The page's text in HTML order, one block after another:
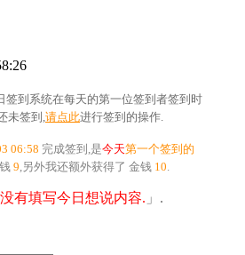
签到系统在每天的第一位签到者签到时
未签到, 请点此进行签到的操作.
06:58 完成签到,是今天第一个签到的
9 ,另外我还额外获得了 金钱 10
有填写今日想说内容. 」.